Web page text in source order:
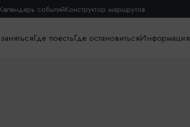
Календарь событийКонструктор маршрутов
Где поестьГде остановитьсяИнформация